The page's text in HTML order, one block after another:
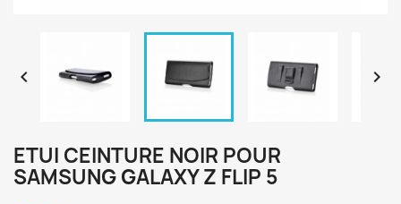
 
ETUI CEINTURE NOIR POUR
SAMSUNG GALAXY Z FLIP 5